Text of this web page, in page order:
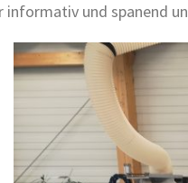
informativ und spanend